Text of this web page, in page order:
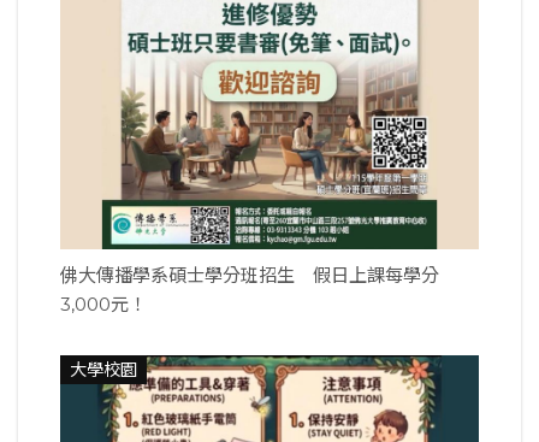
佛大傳播學系碩士學分班招生 假日上課每學分
3,000元！
大學校園